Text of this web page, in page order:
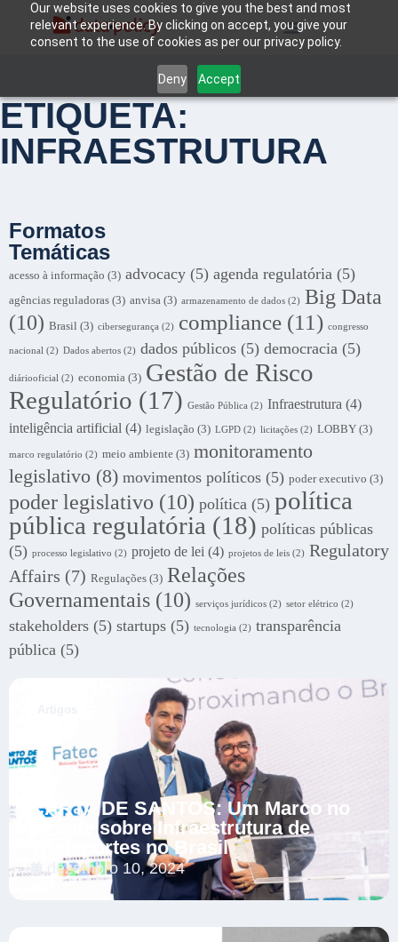
Our website uses cookies to give you the best and most
relevant experience. By clicking on accept, you give your
consent to the use of cookies as per our privacy policy.
Deny Accept
ETIQUETA:
INFRAESTRUTURA
Formatos
Temáticas
acesso à informação (3) advocacy (5) agenda regulatória (5)
agências reguladoras (3) anvisa (3) armazenamento de dados (2) Big Data
(10) Brasil (3) cibersegurança (2) compliance (11) congresso
nacional (2) Dados abertos (2) dados públicos (5) democracia (5)
diáriooficial (2) economia (3) Gestão de Risco
Regulatório (17) Gestão Pública (2) Infraestrutura (4)
inteligência artificial (4) legislação (3) LGPD (2) licitações (2) LOBBY (3)
marco regulatório (2) meio ambiente (3) monitoramento
legislativo (8) movimentos políticos (5) poder executivo (3)
poder legislativo (10) política (5) política
pública regulatória (18) políticas públicas
(5) processo legislativo (2) projeto de lei (4) projetos de leis (2) Regulatory
Affairs (7) Regulações (3) Relações
Governamentais (10) serviços jurídicos (2) setor elétrico (2)
stakeholders (5) startups (5) tecnologia (2) transparência
pública (5)
CARTA DE SANTOS: Um Marco no
Debate sobre Infraestrutura de
Transportes no Brasil
dezembro 10, 2024